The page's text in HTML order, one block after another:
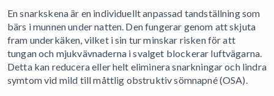
En snarkskena är en individuellt anpassad tandställning som
bärs i munnen under natten. Den fungerar genom att skjuta
fram underkäken, vilket i sin tur minskar risken för att
tungan och mjukvävnaderna i svalget blockerar luftvägarna.
Detta kan reducera eller helt eliminera snarkningar och lindra
symtom vid mild till måttlig obstruktiv sömnapné (OSA).